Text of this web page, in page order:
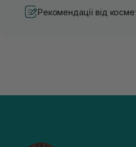
Рекомендації від